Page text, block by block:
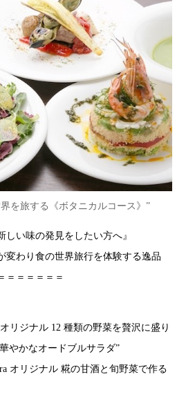
を旅する《ボタニカルコース》”
しい味の発見をしたい方へ』
変わり食の世界旅行を体験する逸品
＝＝＝＝＝＝
オリジナル 12 種類の野菜を贅沢に盛り
やかなオードブルサラダ”
オリジナル 糀の甘酒と旬野菜で作る